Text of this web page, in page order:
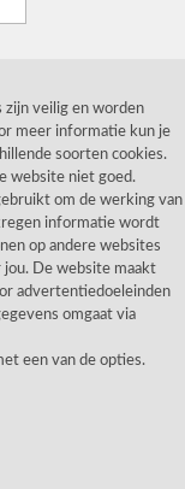
B.V.
zijn veilig en worden
meer informatie kun je
soorten cookies.
website niet goed.
om de werking van
informatie wordt
op andere websites
jou. De website maakt
advertentiedoeleinden
omgaat via
een van de opties.